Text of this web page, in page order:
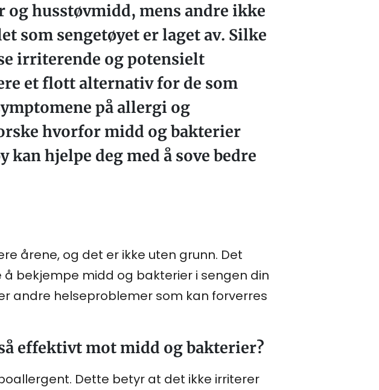
husstøvmidd, mens andre ikke
som sengetøyet er laget av. Silke
irriterende og potensielt
et flott alternativ for de som
på allergi og
hvorfor midd og bakterier
hjelpe deg med å sove bedre
årene, og det er ikke uten grunn. Det
bekjempe midd og bakterier i sengen din
andre helseproblemer som kan forverres
effektivt mot midd og bakterier?
Dette betyr at det ikke irriterer